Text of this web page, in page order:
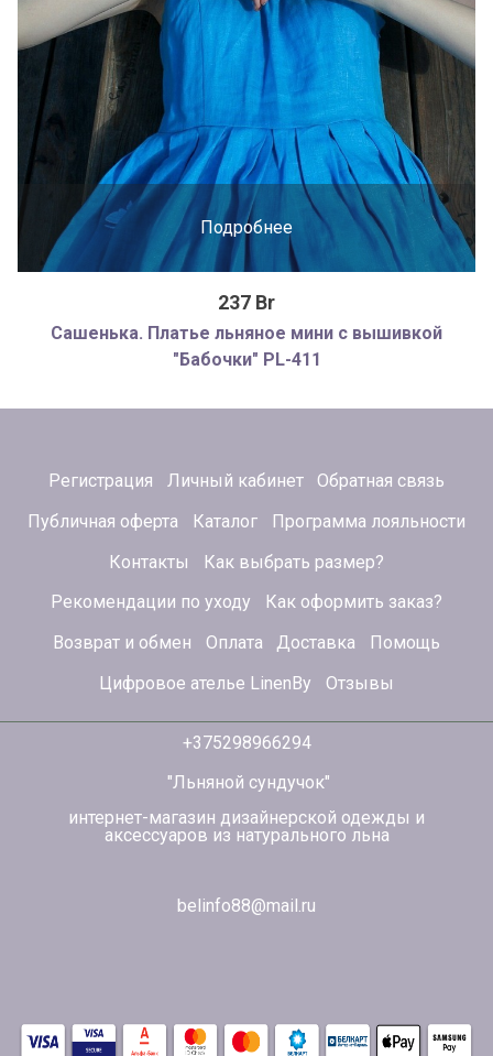
Подробнее
237 Br
Сашенька. Платье льняное мини с вышивкой
"Бабочки" PL-411
Регистрация Личный кабинет
Обратная связь
Публичная оферта
Каталог
Программа лояльности
Контакты
Как выбрать размер?
Рекомендации по уходу
Как оформить заказ?
Возврат и обмен
Оплата Доставка
Помощь
Цифровое ателье LinenBy
Отзывы
+375298966294
"Льняной сундучок"
интернет-магазин дизайнерской одежды и
аксессуаров из натурального льна
belinfo88@mail.ru